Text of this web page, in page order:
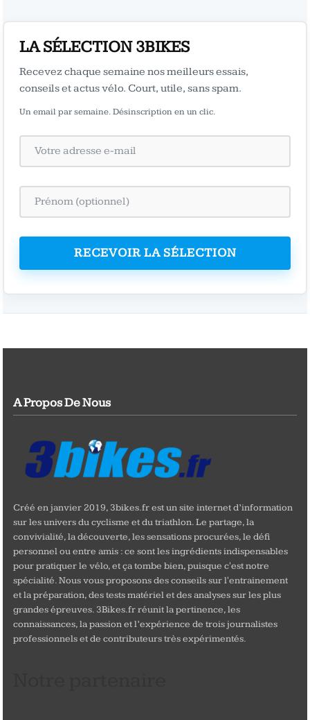
LA SÉLECTION 3BIKES
Recevez chaque semaine nos meilleurs essais,
conseils et actus vélo. Court, utile, sans spam.
Un email par semaine. Désinscription en un clic.
RECEVOIR LA SÉLECTION
A Propos De Nous
Créé en janvier 2019, 3bikes.fr est un site internet d’information
sur les univers du cyclisme et du triathlon. Le partage, la
convivialité, la découverte, les sensations procurées, le défi
personnel ou entre amis : ce sont les ingrédients indispensables
pour pratiquer le vélo, et ça tombe bien, puisque c'est notre
spécialité. Nous vous proposons des conseils sur l'entrainement
et la préparation, des tests matériel et des analyses sur les plus
grandes épreuves. 3Bikes.fr réunit la pertinence, les
connaissances, la passion et l’expérience de trois journalistes
professionnels et de contributeurs très expérimentés.